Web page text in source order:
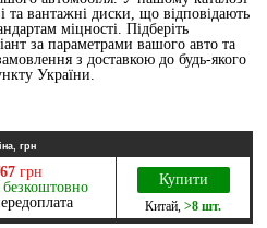
та вантажні диски, що відповідають
міцності. Підберіть
за параметрами вашого авто та
з доставкою до будь-якого
України.
грн
грн
безкоштовно
Купити
Китай >8 шт.